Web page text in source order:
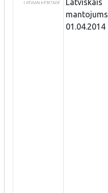
Latviskais
mantojums
01.04.2014